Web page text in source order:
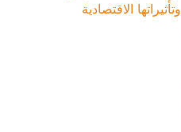
وتأثيراتها الاقتصادية